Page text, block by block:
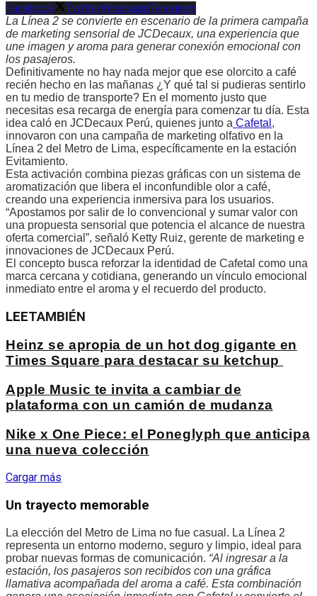
Facebook TwitterWhatsappTelegram
La Línea 2 se convierte en escenario de la primera campaña
de marketing sensorial de JCDecaux, una experiencia que
une imagen y aroma para generar conexión emocional con
los pasajeros.
Definitivamente no hay nada mejor que ese olorcito a café
recién hecho en las mañanas ¿Y qué tal si pudieras sentirlo
en tu medio de transporte? En el momento justo que
necesitas esa recarga de energía para comenzar tu día. Esta
idea caló en JCDecaux Perú, quienes junto a Cafetal ,
innovaron con una campaña de marketing olfativo en la
Línea 2 del Metro de Lima, específicamente en la estación
Evitamiento.
Esta activación combina piezas gráficas con un sistema de
aromatización que libera el inconfundible olor a café,
creando una experiencia inmersiva para los usuarios.
“Apostamos por salir de lo convencional y sumar valor con
una propuesta sensorial que potencia el alcance de nuestra
oferta comercial”, señaló Ketty Ruiz, gerente de marketing e
innovaciones de JCDecaux Perú.
El concepto busca reforzar la identidad de Cafetal como una
marca cercana y cotidiana, generando un vínculo emocional
inmediato entre el aroma y el recuerdo del producto.
LEETAMBIÉN
Heinz se apropia de un hot dog gigante en
Times Square para destacar su ketchup
Apple Music te invita a cambiar de
plataforma con un camión de mudanza
Nike x One Piece: el Poneglyph que anticipa
una nueva colección
Cargar más
Un trayecto memorable
La elección del Metro de Lima no fue casual. La Línea 2
representa un entorno moderno, seguro y limpio, ideal para
probar nuevas formas de comunicación. “Al ingresar a la
estación, los pasajeros son recibidos con una gráfica
llamativa acompañada del aroma a café. Esta combinación